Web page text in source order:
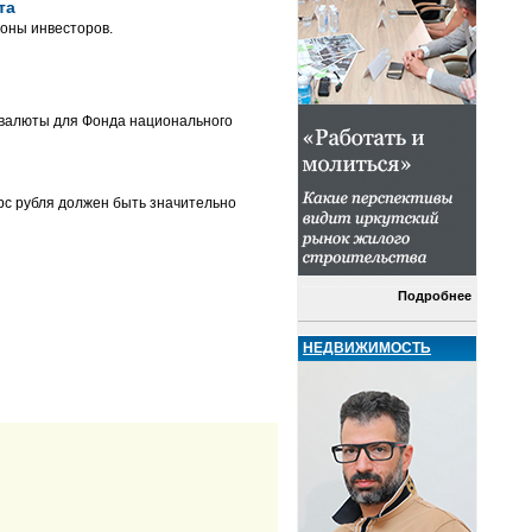
инвесторов.
для Фонда национального
рубля должен быть значительно
Подробнее
НЕДВИЖИМОСТЬ